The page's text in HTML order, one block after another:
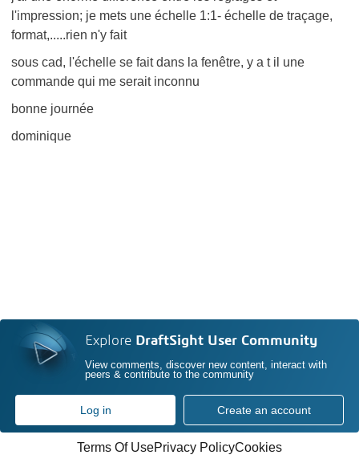
l'impression; je mets une échelle 1:1- échelle de traçage,
format,.....rien n'y fait
sous cad, l'échelle se fait dans la fenêtre, y a t il une
commande qui me serait inconnu
bonne journée
dominique
Explore DraftSight User Community
View comments, discover new content, interact with
peers & contribute to the community
Log in Create an account
Terms Of UsePrivacy PolicyCookies